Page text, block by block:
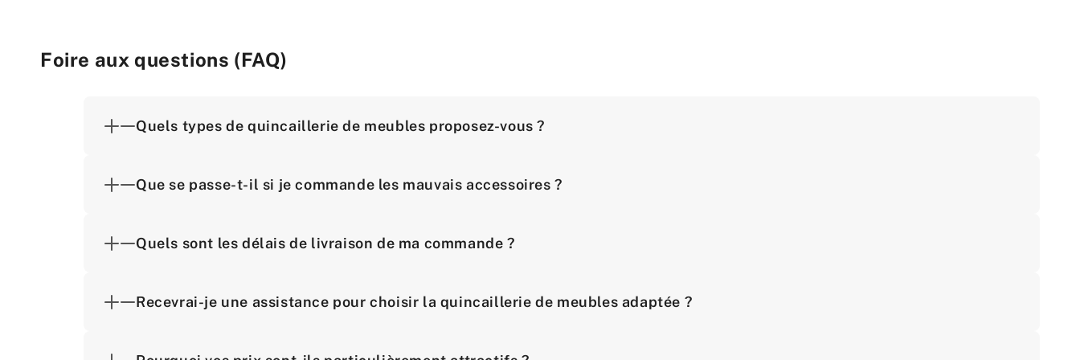
Foire aux questions (FAQ)
Quels types de quincaillerie de meubles proposez-vous ?
Que se passe-t-il si je commande les mauvais accessoires ?
Quels sont les délais de livraison de ma commande ?
Recevrai-je une assistance pour choisir la quincaillerie de meubles adaptée ?